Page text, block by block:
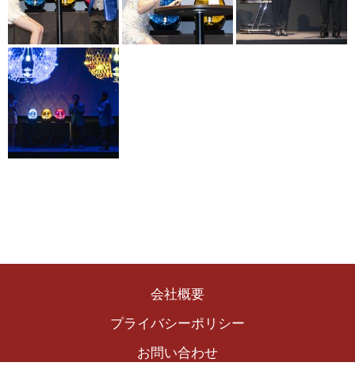
会社概要
プライバシーポリシー
お問い合わせ